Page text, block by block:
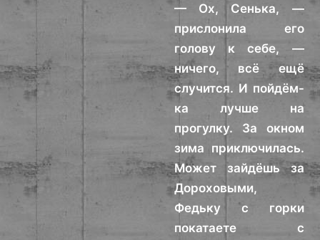
— Ох, Сенька, —
прислонила его
голову к себе, —
ничего, всё ещё
случится. И пойдём-
ка лучше на
прогулку. За окном
зима приключилась.
Может зайдёшь за
Дороховыми,
Федьку с горки
покатаете с